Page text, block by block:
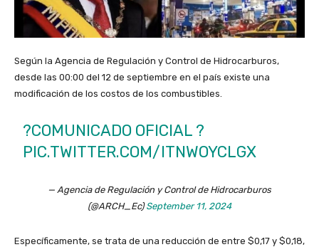
Según la Agencia de Regulación y Control de Hidrocarburos,
desde las 00:00 del 12 de septiembre en el país existe una
modificación de los costos de los combustibles.
?COMUNICADO OFICIAL ?
PIC.TWITTER.COM/ITNWOYCLGX
— Agencia de Regulación y Control de Hidrocarburos
(@ARCH_Ec)September 11, 2024
Específicamente, se trata de una reducción de entre $0,17 y $0,18,